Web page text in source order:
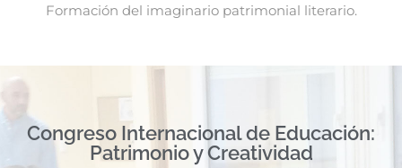
Formación del imaginario patrimonial literario.
Congreso Internacional de Educación:
Patrimonio y Creatividad